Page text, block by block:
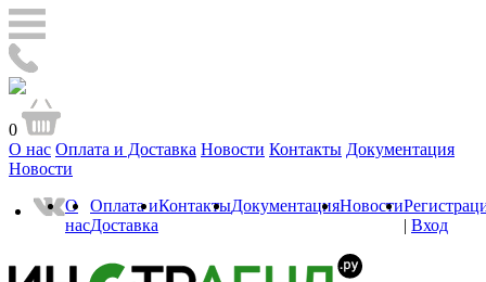
0
О нас Оплата и Доставка Новости Контакты Документация
Новости
О
нас
Оплата и
Доставка
КонтактыДокументацияНовости
| Вход